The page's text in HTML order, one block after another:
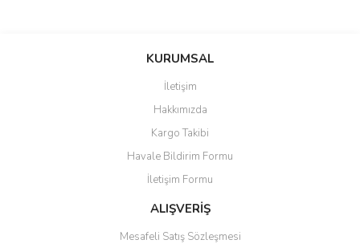
KURUMSAL
İletişim
Hakkımızda
Kargo Takibi
Havale Bildirim Formu
İletişim Formu
ALIŞVERİŞ
Mesafeli Satış Sözleşmesi